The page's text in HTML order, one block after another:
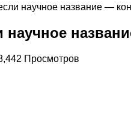
научное название —
научное
Просмотров